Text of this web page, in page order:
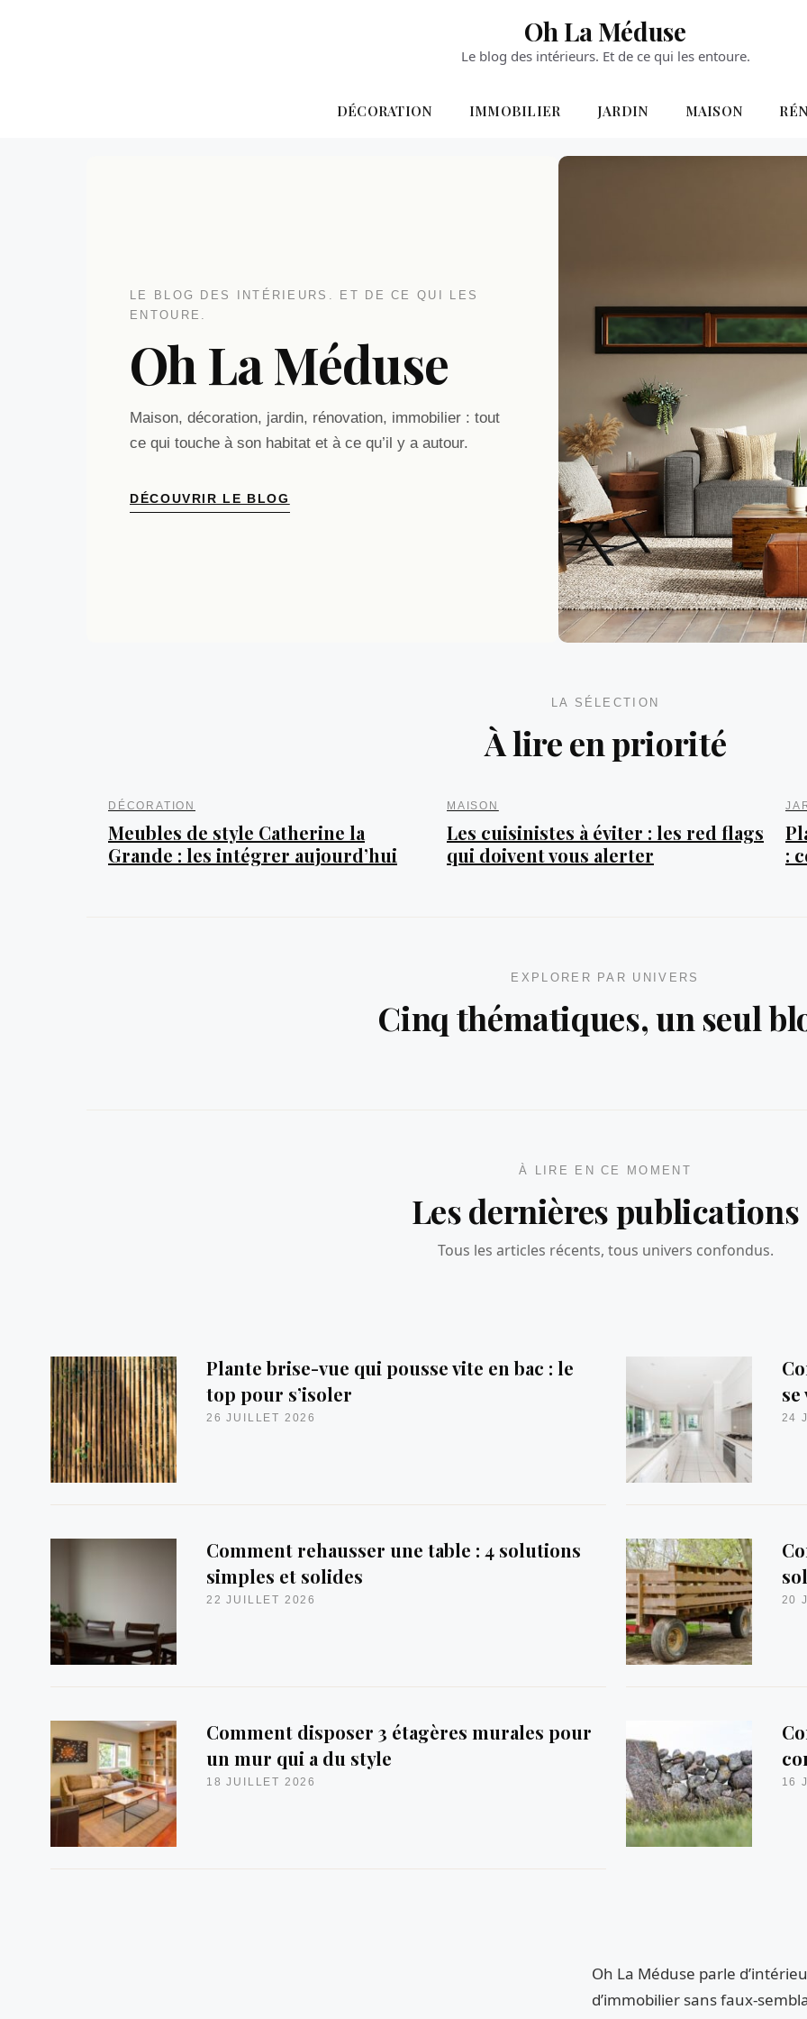
Oh La Méduse
Le blog des intérieurs. Et de ce qui les entoure.
DÉCORATION IMMOBILIER JARDIN MAISON
LE BLOG DES INTÉRIEURS. ET DE CE QUI LES
ENTOURE.
Oh La Méduse
Maison, décoration, jardin, rénovation, immobilier : tout
ce qui touche à son habitat et à ce qu’il y a autour.
DÉCOUVRIR LE BLOG
LA SÉLECTION
À lire en priorité
DÉCORATION
Meubles de style Catherine la
Grande : les intégrer aujourd’hui
MAISON
Les cuisinistes à éviter : les red flags
qui doivent vous alerter
:
EXPLORER PAR UNIVERS
Cinq thématiques, un seul
Décoration Rénovation Jardin
À LIRE EN CE MOMENT
Les dernières publications
Tous les articles récents, tous univers confondus.
Plante brise-vue qui pousse vite en bac : le
top pour s’isoler
26 JUILLET 2026 24
Comment rehausser une table : 4 solutions
simples et solides
22 JUILLET 2026 20
Comment disposer 3 étagères murales pour
un mur qui a du style
18 JUILLET 2026 16
Oh La Méduse parle
d’immobilier sans faux-